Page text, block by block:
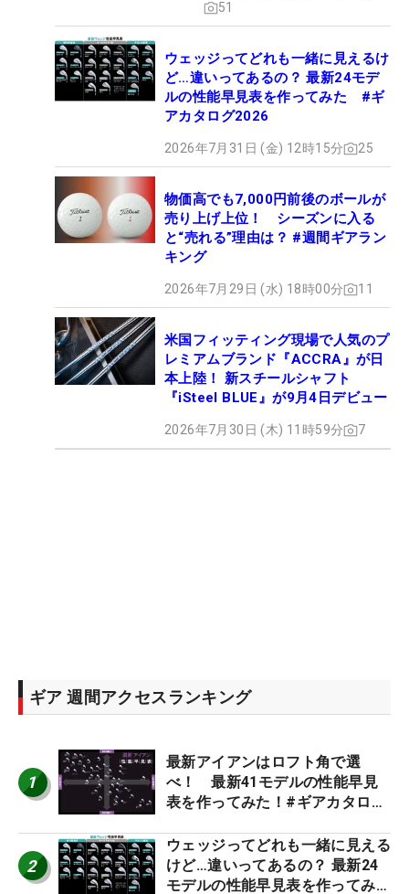
51
ウェッジってどれも一緒に見えるけ
ど…違いってあるの？ 最新24モデ
ルの性能早見表を作ってみた #ギ
アカタログ2026
2026年7月31日 (金) 12時15分 25
物価高でも7,000円前後のボールが
売り上げ上位！ シーズンに入る
と“売れる”理由は？ #週間ギアラン
キング
2026年7月29日 (水) 18時00分 11
米国フィッティング現場で人気のプ
レミアムブランド『ACCRA』が日
本上陸！ 新スチールシャフト
『iSteel BLUE』が9月4日デビュー
2026年7月30日 (木) 11時59分 7
ギア 週間アクセスランキング
1
最新アイアンはロフト角で選
べ！ 最新41モデルの性能早見
表を作ってみた！#ギアカタログ
2
ウェッジってどれも一緒に見える
けど…違いってあるの？ 最新24
モデルの性能早見表を作ってみ